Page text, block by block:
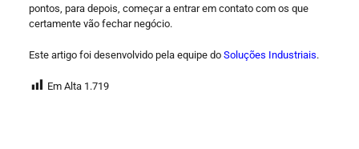
pontos, para depois, começar a entrar em contato com os que
certamente vão fechar negócio.
Este artigo foi desenvolvido pela equipe do Soluções Industriais.
Em Alta 1.719